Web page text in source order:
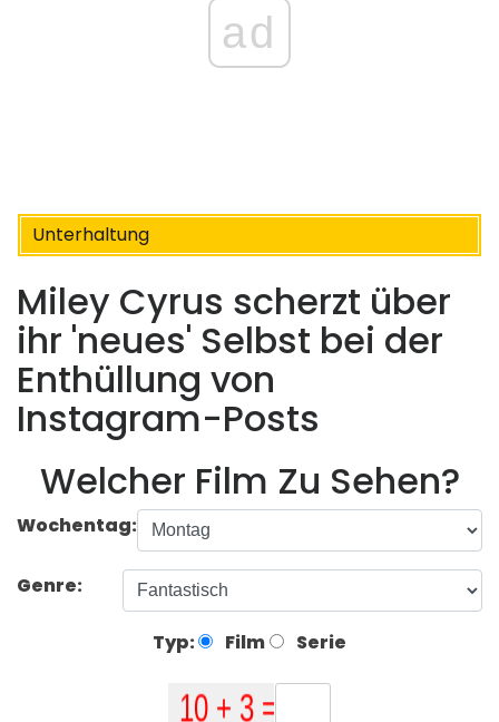
ad
Unterhaltung
Miley Cyrus scherzt über
ihr 'neues' Selbst bei der
Enthüllung von
Instagram-Posts
Welcher Film Zu Sehen?
Wochentag:
Genre:
Typ: Film Serie